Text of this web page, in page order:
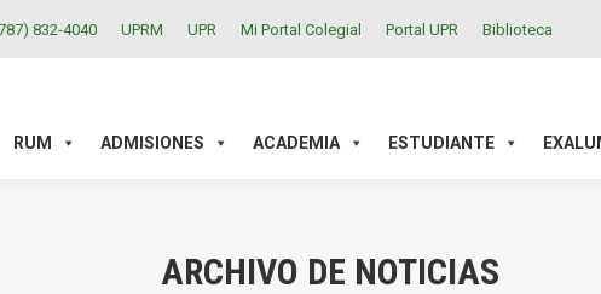
832-4040 UPRM UPR Mi Portal Colegial Portal UPR Biblioteca
RUM ADMISIONES ACADEMIA ESTUDIANTE
ARCHIVO DE NOTICIAS